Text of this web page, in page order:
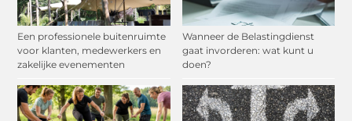
Een professionele buitenruimte
voor klanten, medewerkers en
zakelijke evenementen
Wanneer de Belastingdienst
gaat invorderen: wat kunt u
doen?